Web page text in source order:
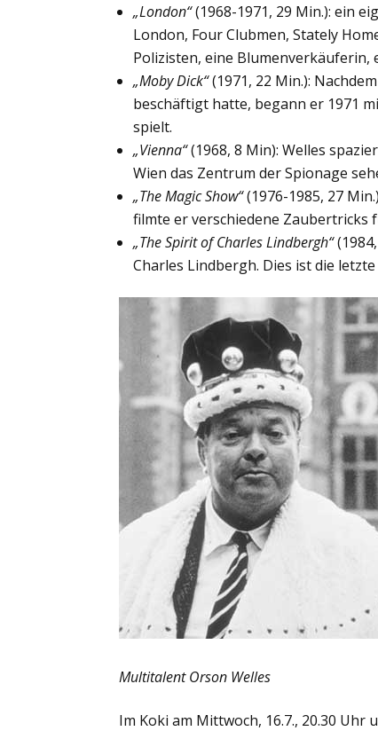
„London“(1968-1971, 29 Min.): ein
London, Four Clubmen, Stately
Polizisten, eine Blumenverkäuferin,
„Moby Dick“(1971, 22 Min.):
beschäftigt hatte, begann er 1971
spielt.
„Vienna“(1968, 8 Min): Welles
Wien das Zentrum der Spionage
„The Magic Show“(1976-1985, 27
filmte er verschiedene Zaubertricks
„The Spirit of Charles Lindbergh“
Charles Lindbergh. Dies ist die
Multitalent Orson Welles
Im Koki am Mittwoch, 16.7., 20.30 Uhr